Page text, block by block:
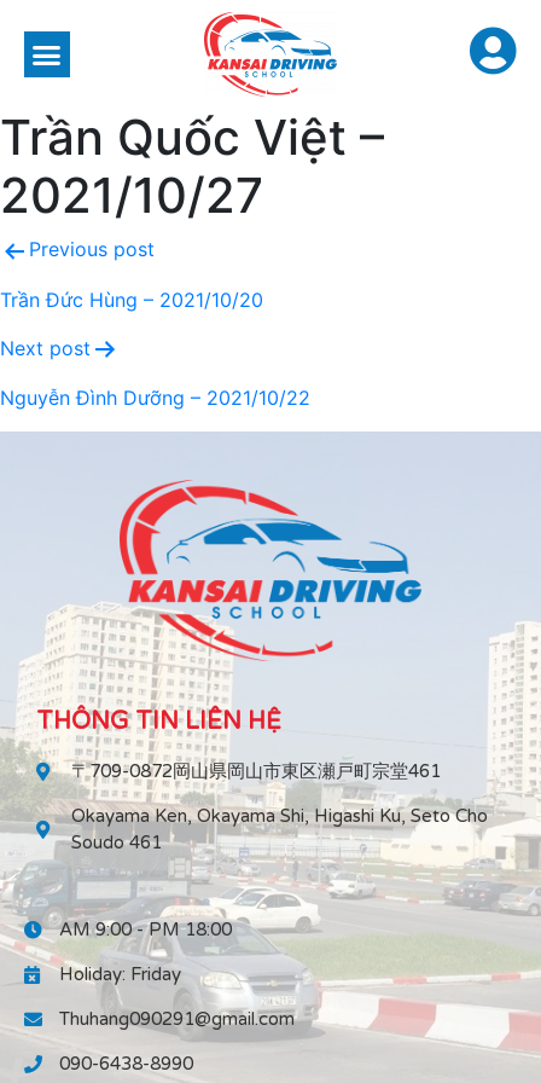
Trần Quốc Việt –
2021/10/27
Previous post
Trần Đức Hùng – 2021/10/20
Next post
Nguyễn Đình Dưỡng – 2021/10/22
THÔNG TIN LIÊN HỆ
〒709-0872岡山県岡山市東区瀬戸町宗堂461
Okayama Ken, Okayama Shi, Higashi Ku, Seto Cho
Soudo 461
AM 9:00 - PM 18:00
Holiday: Friday
Thuhang090291@gmail.com
090-6438-8990